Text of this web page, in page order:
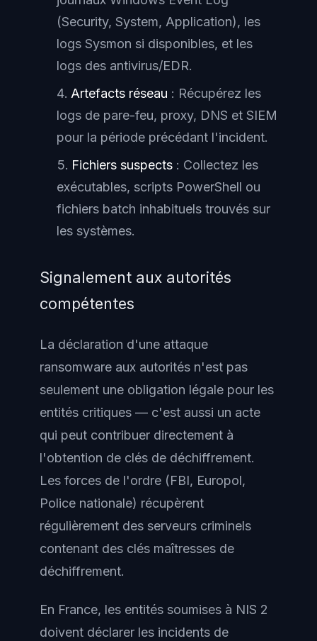
(Security, System, Application), les
logs Sysmon si disponibles, et les
logs des antivirus/EDR.
Artefacts réseau : Récupérez les
logs de pare-feu, proxy, DNS et SIEM
pour la période précédant l'incident.
Fichiers suspects : Collectez les
exécutables, scripts PowerShell ou
fichiers batch inhabituels trouvés sur
les systèmes.
Signalement aux autorités
compétentes
La déclaration d'une attaque
ransomware aux autorités n'est pas
seulement une obligation légale pour les
entités critiques — c'est aussi un acte
qui peut contribuer directement à
l'obtention de clés de déchiffrement.
Les forces de l'ordre (FBI, Europol,
Police nationale) récupèrent
régulièrement des serveurs criminels
contenant des clés maîtresses de
déchiffrement.
En France, les entités soumises à NIS 2
doivent déclarer les incidents de